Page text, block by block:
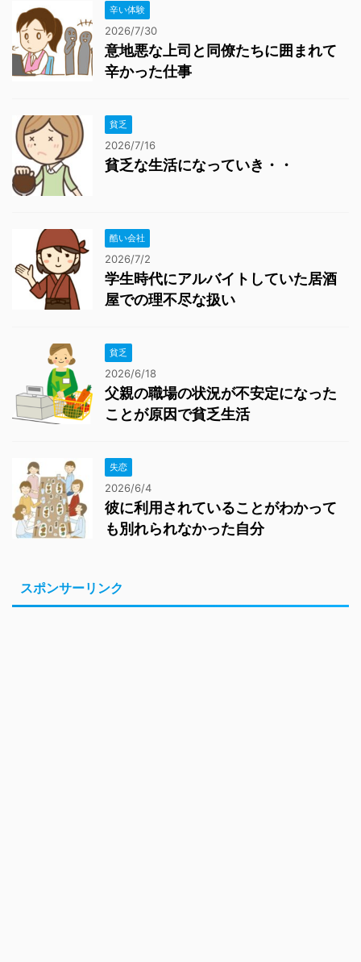
辛い体験
2026/7/30
意地悪な上司と同僚たちに囲まれて
辛かった仕事
貧乏
2026/7/16
貧乏な生活になっていき・・
酷い会社
2026/7/2
学生時代にアルバイトしていた居酒
屋での理不尽な扱い
貧乏
2026/6/18
父親の職場の状況が不安定になった
ことが原因で貧乏生活
失恋
2026/6/4
彼に利用されていることがわかって
も別れられなかった自分
スポンサーリンク